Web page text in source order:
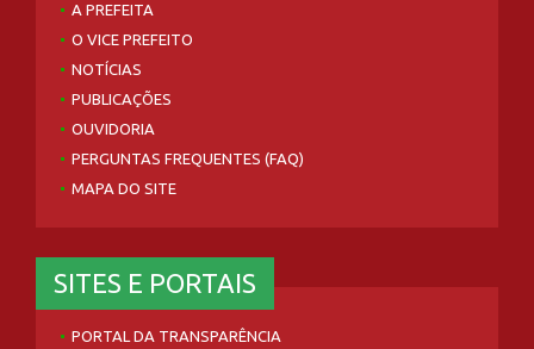
A PREFEITA
O VICE PREFEITO
NOTÍCIAS
PUBLICAÇÕES
OUVIDORIA
PERGUNTAS FREQUENTES (FAQ)
MAPA DO SITE
SITES E PORTAIS
PORTAL DA TRANSPARÊNCIA